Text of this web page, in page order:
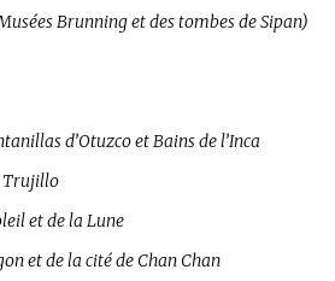
Brunning et des tombes de Sipan)
d’Otuzco et Bains de l’Inca
Trujillo
et de la Lune
et de la cité de Chan Chan